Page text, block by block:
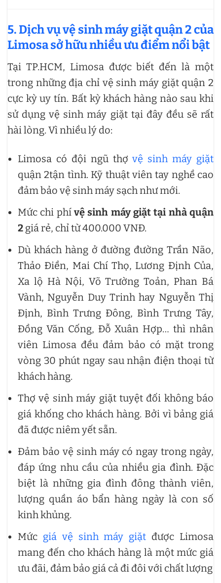
5. Dịch vụ vệ sinh máy giặt quận 2 của
Limosa sở hữu nhiều ưu điểm nổi bật
Tại TP.HCM, Limosa được biết đến là một
trong những địa chỉ vệ sinh máy giặt quận 2
cực kỳ uy tín. Bất kỳ khách hàng nào sau khi
sử dụng vệ sinh máy giặt tại đây đều sẽ rất
hài lòng. Vì nhiều lý do:
Limosa có đội ngũ thợvệ sinh máy giặt
quận 2tận tình. Kỹ thuật viên tay nghề cao
đảm bảo vệ sinh máy sạch như mới.
Mức chi phí vệ sinh máy giặt tại nhà quận
2 giá rẻ, chỉ từ 400.000 VNĐ.
Dù khách hàng ở đường đường Trần Não,
Thảo Điền, Mai Chí Thọ, Lương Định Của,
Xa lộ Hà Nội, Võ Trường Toản, Phan Bá
Vành, Nguyễn Duy Trinh hay Nguyễn Thị
Định, Bình Trưng Đông, Bình Trưng Tây,
Đồng Văn Cống, Đỗ Xuân Hợp… thì nhân
viên Limosa đều đảm bảo có mặt trong
vòng 30 phút ngay sau nhận điện thoại từ
khách hàng.
Thợ vệ sinh máy giặt tuyệt đối không báo
giá khống cho khách hàng. Bởi vì bảng giá
đã được niêm yết sẵn.
Đảm bảo vệ sinh máy có ngay trong ngày,
đáp ứng nhu cầu của nhiều gia đình. Đặc
biệt là những gia đình đông thành viên,
lượng quần áo bẩn hàng ngày là con số
kinh khủng.
Mức giá vệ sinh máy giặt được Limosa
mang đến cho khách hàng là một mức giá
ưu đãi, đảm bảo giá cả đi đôi với chất lượng